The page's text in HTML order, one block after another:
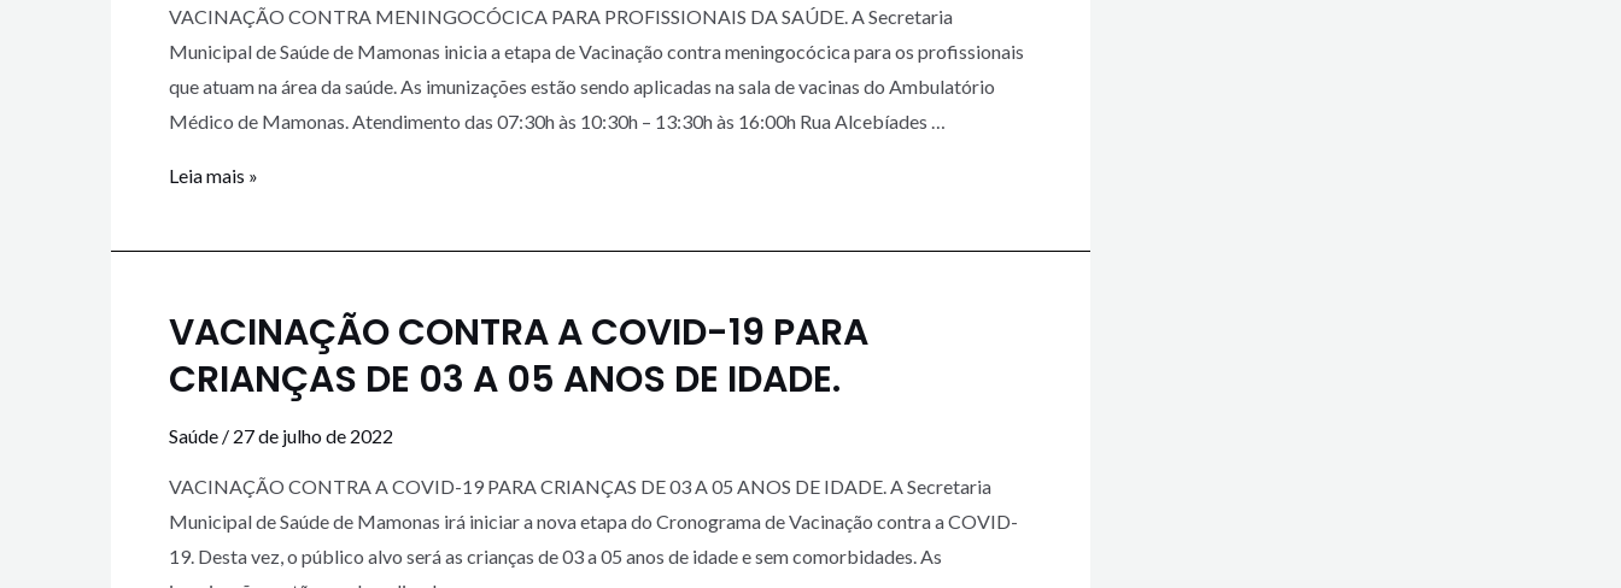
VACINAÇÃO CONTRA MENINGOCÓCICA PARA PROFISSIONAIS DA SAÚDE. A Secretaria
Municipal de Saúde de Mamonas inicia a etapa de Vacinação contra meningocócica para os profissionais
que atuam na área da saúde. As imunizações estão sendo aplicadas na sala de vacinas do Ambulatório
Médico de Mamonas. Atendimento das 07:30h às 10:30h – 13:30h às 16:00h Rua Alcebíades …
Leia mais »
VACINAÇÃO CONTRA A COVID-19 PARA
CRIANÇAS DE 03 A 05 ANOS DE IDADE.
Saúde / 27 de julho de 2022
VACINAÇÃO CONTRA A COVID-19 PARA CRIANÇAS DE 03 A 05 ANOS DE IDADE. A Secretaria
Municipal de Saúde de Mamonas irá iniciar a nova etapa do Cronograma de Vacinação contra a COVID-
19. Desta vez, o público alvo será as crianças de 03 a 05 anos de idade e sem comorbidades. As